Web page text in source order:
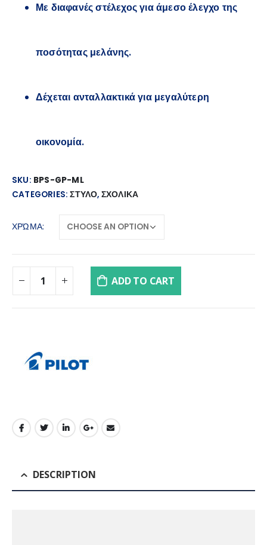
Με διαφανές στέλεχος για άμεσο έλεγχο της
ποσότητας μελάνης.
Δέχεται ανταλλακτικάγια μεγαλύτερη
οικονομία.
SKU: BPS-GP-ML
CATEGORIES:ΣΤΥΛΟ, ΣΧΟΛΙΚΑ
ΧΡΏΜΑ
ADD TO CART
DESCRIPTION